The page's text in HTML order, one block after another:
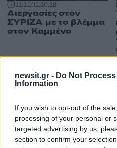
newsit.gr - Do Not
Information
If you wish to opt-out of the
processing of your personal or
targeted advertising by us,
section to confirm your
11:1202.10.18
Διεργασίες στον
ΣΥΡΙΖΑ με το βλέμμα
στον Καμμένο